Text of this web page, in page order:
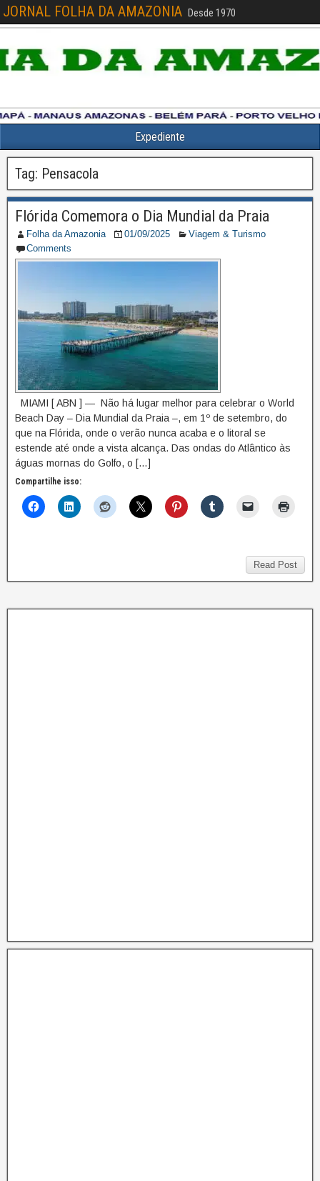
JORNAL FOLHA DA AMAZONIA Desde 1970
Expediente
Tag: Pensacola
Flórida Comemora o Dia Mundial da Praia
Folha da Amazonia 01/09/2025
Viagem & Turismo
Comments
MIAMI [ ABN ] — Não há lugar melhor para celebrar o World
Beach Day – Dia Mundial da Praia –, em 1º de setembro, do
que na Flórida, onde o verão nunca acaba e o litoral se
estende até onde a vista alcança. Das ondas do Atlântico às
águas mornas do Golfo, o […]
Compartilhe isso:
Read Post